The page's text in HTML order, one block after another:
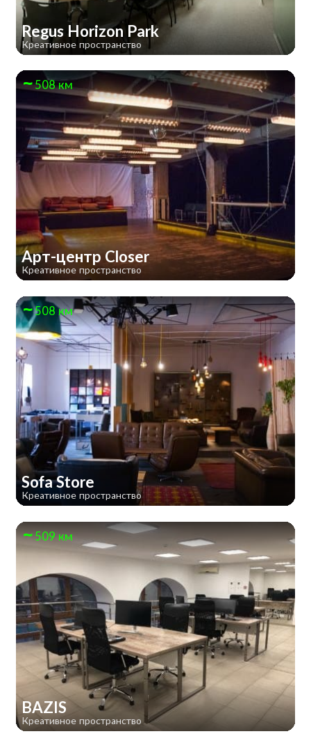
Regus Horizon Park
Креативное пространство
508 км
Арт-центр Closer
Креативное пространство
508 км
Sofa Store
Креативное пространство
509 км
BAZIS
Креативное пространство